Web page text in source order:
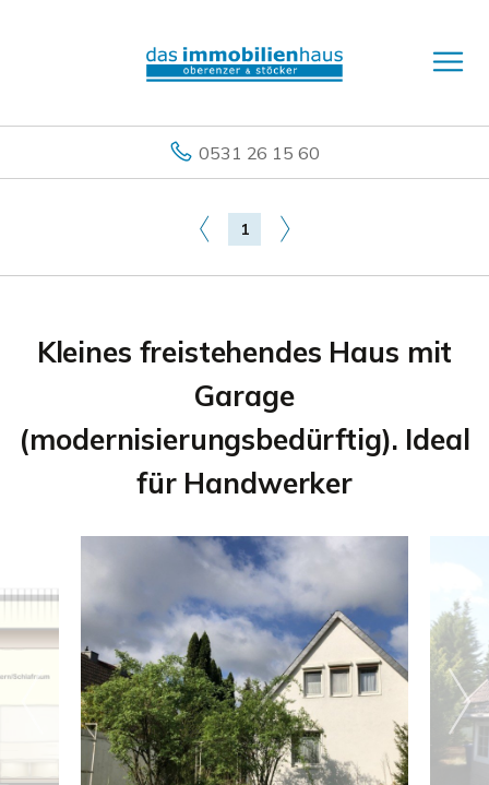
0531 26 15 60
1
Kleines freistehendes Haus mit
Garage
(modernisierungsbedürftig). Ideal
für Handwerker